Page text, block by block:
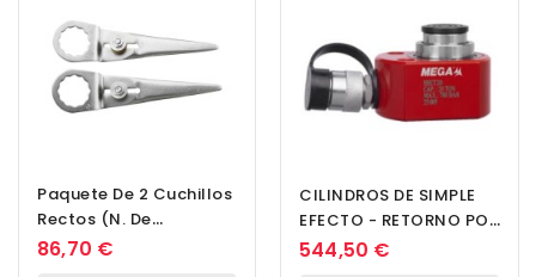
Paquete De 2 Cuchillos
Rectos (n. De
Identificación 169) Fein
86,70 €
CILINDROS DE SIMPLE
EFECTO - RETORNO POR
MUELLE - EXTRA PLANOS
544,50 €